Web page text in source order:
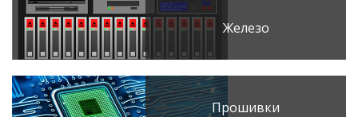
Железо
Прошивки